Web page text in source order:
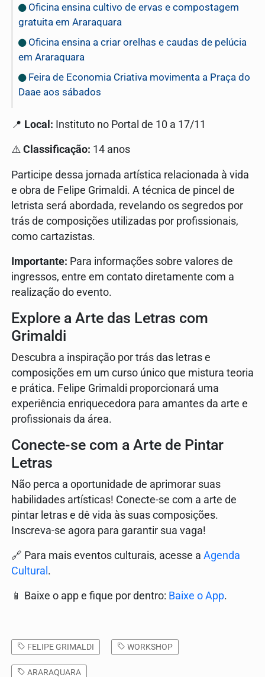
Oficina ensina cultivo de ervas e compostagem
gratuita em Araraquara
Oficina ensina a criar orelhas e caudas de pelúcia
em Araraquara
Feira de Economia Criativa movimenta a Praça do
Daae aos sábados
📍 Local: Instituto no Portal de 10 a 17/11
⚠️ Classificação: 14 anos
Participe dessa jornada artística relacionada à vida
e obra de Felipe Grimaldi. A técnica de pincel de
letrista será abordada, revelando os segredos por
trás de composições utilizadas por profissionais,
como cartazistas.
Importante: Para informações sobre valores de
ingressos, entre em contato diretamente com a
realização do evento.
Explore a Arte das Letras com
Grimaldi
Descubra a inspiração por trás das letras e
composições em um curso único que mistura teoria
e prática. Felipe Grimaldi proporcionará uma
experiência enriquecedora para amantes da arte e
profissionais da área.
Conecte-se com a Arte de Pintar
Letras
Não perca a oportunidade de aprimorar suas
habilidades artísticas! Conecte-se com a arte de
pintar letras e dê vida às suas composições.
Inscreva-se agora para garantir sua vaga!
🔗 Para mais eventos culturais, acesse a Agenda
Cultural .
📱 Baixe o app e fique por dentro: Baixe o App.
FELIPE GRIMALDI WORKSHOP
ARARAQUARA